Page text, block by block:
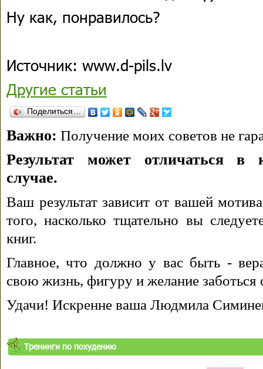
Ну как, понравилось?
Источник: www.d-pils.lv
Другие статьи
Поделиться…
Важно: Получение моих советов не
Результат может отличаться в
случае.
Ваш результат зависит от вашей
того, насколько тщательно вы
книг.
Главное, что должно у вас быть -
свою жизнь, фигуру и желание заботься
Удачи! Искренне ваша Людмила
Тренинги по похудению